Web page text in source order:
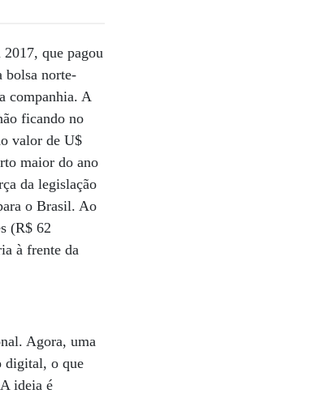
que pagou
bolsa norte-
companhia. A
ficando no
valor de U$
maior do ano
da legislação
o Brasil. Ao
(R$ 62
à frente da
Agora, uma
digital, o que
ideia é